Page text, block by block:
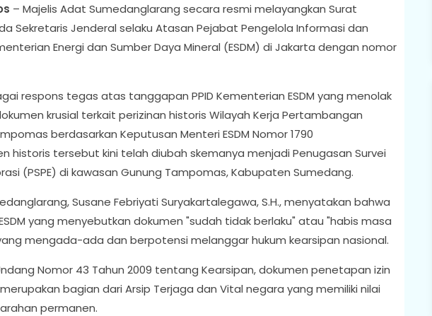
– Majelis Adat Sumedanglarang secara resmi melayangkan Surat
Sekretaris Jenderal selaku Atasan Pejabat Pengelola Informasi dan
Energi dan Sumber Daya Mineral (ESDM) di Jakarta dengan nomor
respons tegas atas tanggapan PPID Kementerian ESDM yang menolak
krusial terkait perizinan historis Wilayah Kerja Pertambangan
berdasarkan Keputusan Menteri ESDM Nomor 1790
historis tersebut kini telah diubah skemanya menjadi Penugasan Survei
(PSPE) di kawasan Gunung Tampomas, Kabupaten Sumedang.
Susane Febriyati Suryakartalegawa, S.H., menyatakan bahwa
yang menyebutkan dokumen "sudah tidak berlaku" atau "habis masa
mengada-ada dan berpotensi melanggar hukum kearsipan nasional.
Nomor 43 Tahun 2009 tentang Kearsipan, dokumen penetapan izin
bagian dari Arsip Terjaga dan Vital negara yang memiliki nilai
permanen.